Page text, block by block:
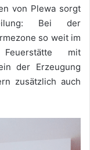
von Plewa sorgt
Bei der
so weit im
mit
der Erzeugung
zusätzlich auch